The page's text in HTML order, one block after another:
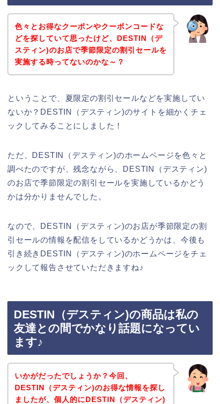
色々とお得なクーポンやクーポンコードな
どを探していて思ったけど、DESTIN（デ
スティン)のお店で季節限定の割引セールを
実施する時ってないのかな～？
ということで、夏限定の割引セールなどを実施してい
ないか？DESTIN（デスティン)のサイトを細かくチェ
ックしてみることにしました！
ただ、DESTIN（デスティン)のホームページを色々と
調べたのですが、残念ながら、DESTIN（デスティン)
のお店で季節限定の割引セールを実施しているかどう
かは分かりませんでした。
なので、DESTIN（デスティン)のお店が季節限定の割
引セールの情報を配信をしているかどうかは、今後も
引き続きDESTIN（デスティン)のホームページをチェ
ックして報告させていただきますね♪
DESTIN（デスティン)の商品は私の
友達との間でかなり話題になってい
ます♪
いかがだったでしょうか？今回、
DESTIN（デスティン)のお得な情報を探し
ましたが、個人的にDESTIN（デスティン)